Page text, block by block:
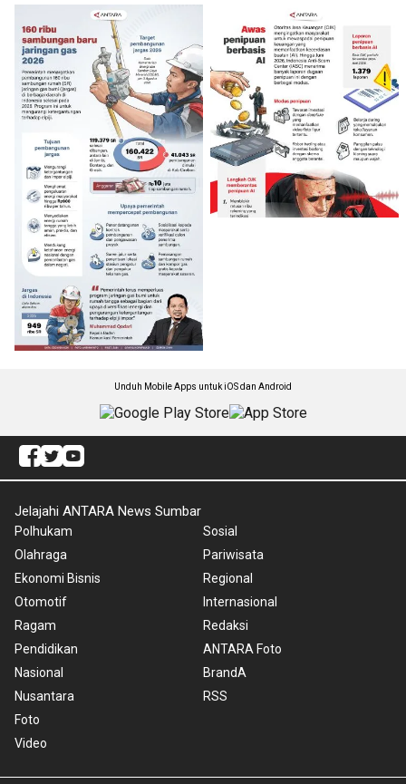
Unduh Mobile Apps untuk iOS dan Android
Jelajahi ANTARA News Sumbar
Polhukam
Olahraga
Ekonomi Bisnis
Otomotif
Ragam
Pendidikan
Nasional
Nusantara
Foto
Video
Sosial
Pariwisata
Regional
Internasional
Redaksi
ANTARA Foto
BrandA
RSS